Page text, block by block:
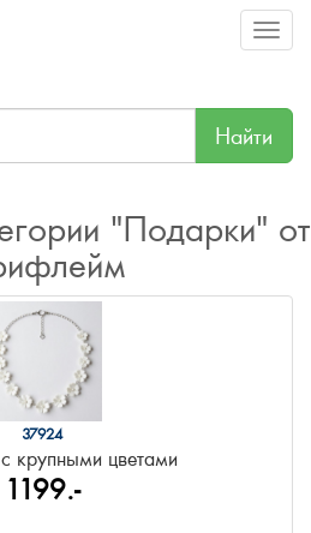
Меню
Найти
"Подарки" от
37924
крупными цветами
1199.-